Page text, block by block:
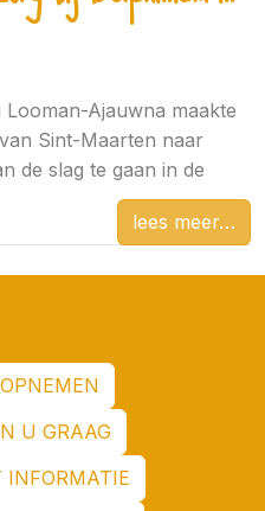
Looman-Ajauwna maakte
Sint-Maarten naar
de slag te gaan in de
lees meer
U GRAAG